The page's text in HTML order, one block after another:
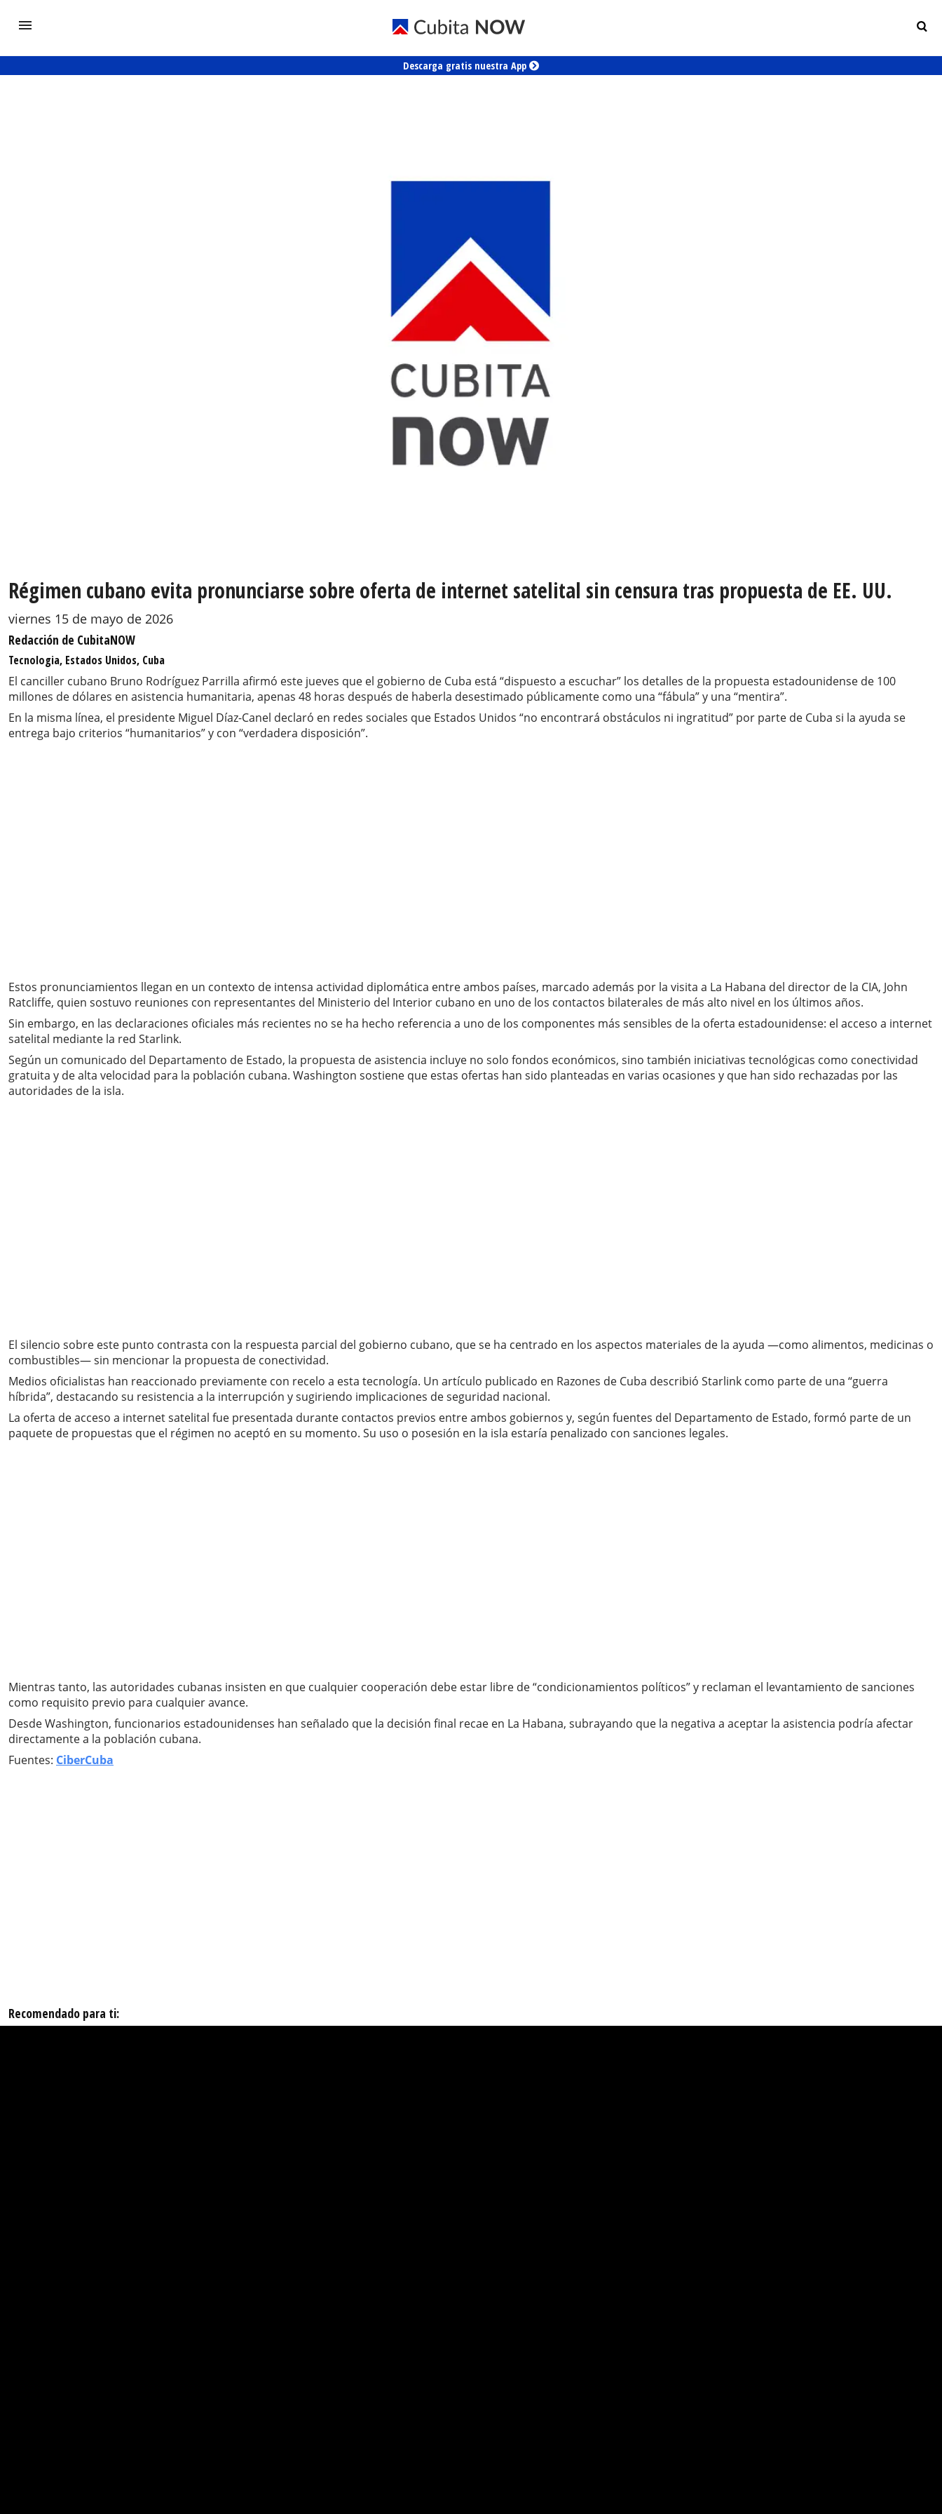
Descarga gratis nuestra App
Régimen cubano evita pronunciarse sobre oferta de internet satelital sin censura tras propuesta de EE. UU.
viernes 15 de mayo de 2026
Redacción de CubitaNOW
Tecnologia, Estados Unidos, Cuba
El canciller cubano Bruno Rodríguez Parrilla afirmó este jueves que el gobierno de Cuba está “dispuesto a escuchar” los detalles de la propuesta estadounidense de 100
millones de dólares en asistencia humanitaria, apenas 48 horas después de haberla desestimado públicamente como una “fábula” y una “mentira”.
En la misma línea, el presidente Miguel Díaz-Canel declaró en redes sociales que Estados Unidos “no encontrará obstáculos ni ingratitud” por parte de Cuba si la ayuda se
entrega bajo criterios “humanitarios” y con “verdadera disposición”.
Estos pronunciamientos llegan en un contexto de intensa actividad diplomática entre ambos países, marcado además por la visita a La Habana del director de la CIA, John
Ratcliffe, quien sostuvo reuniones con representantes del Ministerio del Interior cubano en uno de los contactos bilaterales de más alto nivel en los últimos años.
Sin embargo, en las declaraciones oficiales más recientes no se ha hecho referencia a uno de los componentes más sensibles de la oferta estadounidense: el acceso a internet
satelital mediante la red Starlink.
Según un comunicado del Departamento de Estado, la propuesta de asistencia incluye no solo fondos económicos, sino también iniciativas tecnológicas como conectividad
gratuita y de alta velocidad para la población cubana. Washington sostiene que estas ofertas han sido planteadas en varias ocasiones y que han sido rechazadas por las
autoridades de la isla.
El silencio sobre este punto contrasta con la respuesta parcial del gobierno cubano, que se ha centrado en los aspectos materiales de la ayuda —como alimentos, medicinas o
combustibles— sin mencionar la propuesta de conectividad.
Medios oficialistas han reaccionado previamente con recelo a esta tecnología. Un artículo publicado en Razones de Cuba describió Starlink como parte de una “guerra
híbrida”, destacando su resistencia a la interrupción y sugiriendo implicaciones de seguridad nacional.
La oferta de acceso a internet satelital fue presentada durante contactos previos entre ambos gobiernos y, según fuentes del Departamento de Estado, formó parte de un
paquete de propuestas que el régimen no aceptó en su momento. Su uso o posesión en la isla estaría penalizado con sanciones legales.
Mientras tanto, las autoridades cubanas insisten en que cualquier cooperación debe estar libre de “condicionamientos políticos” y reclaman el levantamiento de sanciones
como requisito previo para cualquier avance.
Desde Washington, funcionarios estadounidenses han señalado que la decisión final recae en La Habana, subrayando que la negativa a aceptar la asistencia podría afectar
directamente a la población cubana.
Fuentes: CiberCuba
Recomendado para ti: